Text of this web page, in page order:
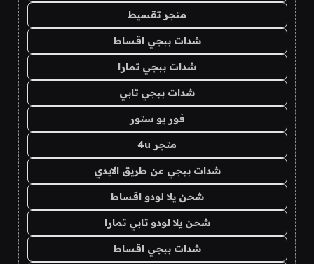
متجر تقسيط
شدات ببجي اقساط
شدات ببجي تمارا
شدات ببجي تابي
فور يو ستور
متجر 4u
شدات ببجي عن طريق الايدي
شحن يلا لودو اقساط
شحن يلا لودو تابي تمارا
شدات ببجي اقساط